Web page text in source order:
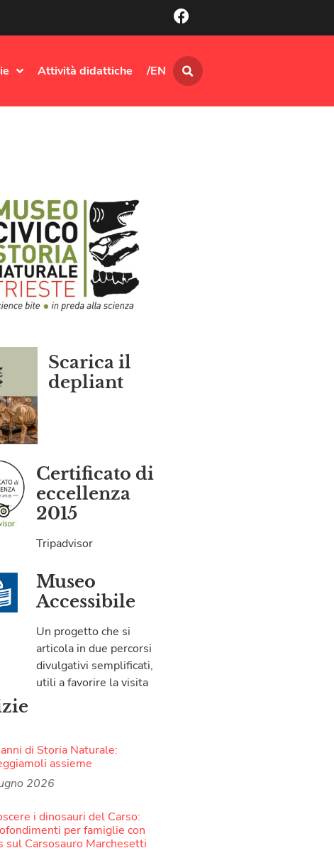
Attività didattiche /EN
Scarica il
depliant
Certificato di
eccellenza
2015
Tripadvisor
Museo
Accessibile
Un progetto che si
articola in due percorsi
divulgativi semplificati,
utili a favorire la visita
di Storia Naturale:
assieme
2026
i dinosauri del Carso:
per famiglie con
sul Carsosauro Marchesetti